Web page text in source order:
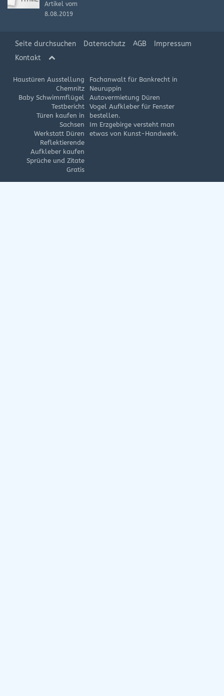
Artikel vom
8.08.2019
Seite durchsuchen Datenschutz AGB
Impressum
Kontakt
Haustüren Ausstellung
Chemnitz
Baby Schwimmflügel
Testbericht
Türen kaufen in
Sachsen
Werkstatt Düren
Reflektierende
Aufkleber kaufen
Sprüche und Zitate
Gratis
Fachanwalt für Bankrecht in
Neuruppin
Autovermietung Düren
Vogel Aufkleber für Fenster
bestellen.
Im Erzgebirge versteht man
etwas von Kunst-Handwerk.